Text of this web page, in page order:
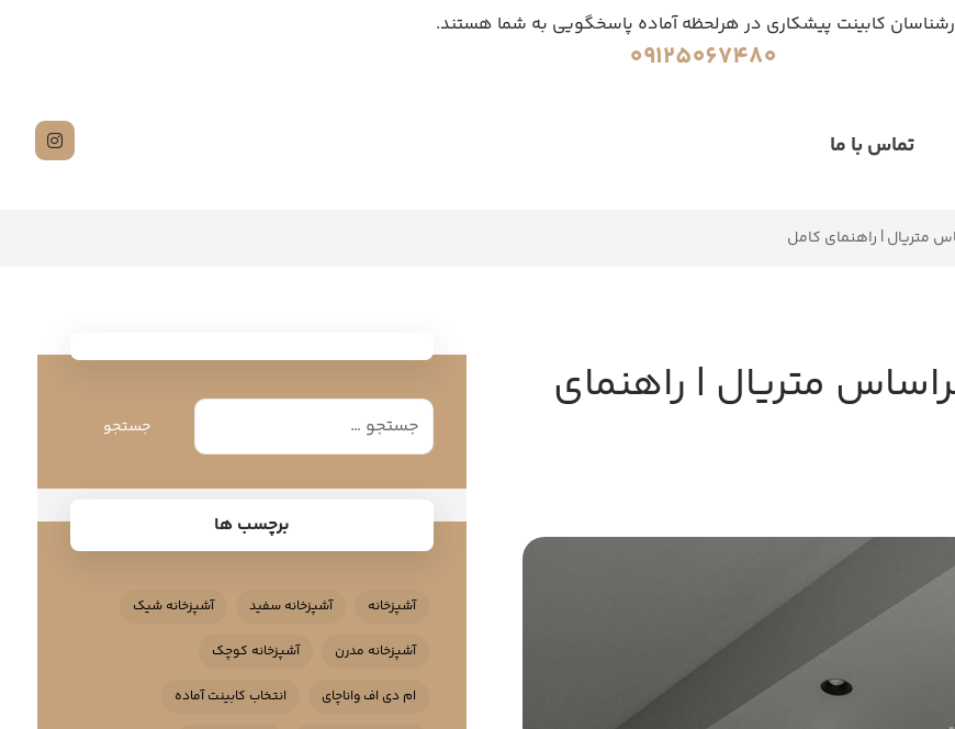
کابینت پیشکاری در هرلحظه آماده پاسخگویی به شما هستند.
09125067480
تماس با ما
متریال | راهنمای کامل
متریال | راهنمای
جستجو
برچسب ها
آشپزخانه آشپزخانه سفید آشپزخانه شیک
آشپزخانه مدرن آشپزخانه کوچک
ام دی اف واناچای انتخاب کابینت آماده